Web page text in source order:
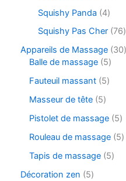
Squishy Panda
4
Squishy Pas Cher 76
Appareils de Massage 30
Balle de massage 5
Fauteuil massant 5
Masseur de tête 5
Pistolet de massage 5
Rouleau de massage 5
Tapis de massage 5
Décoration zen
5